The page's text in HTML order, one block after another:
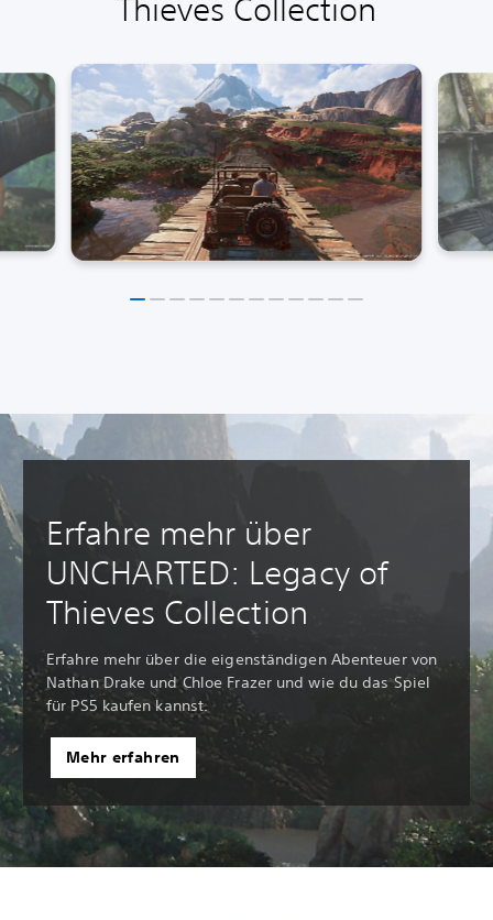
Thieves Collection
Erfahre mehr über
UNCHARTED: Legacy of
Thieves Collection
Erfahre mehr über die eigenständigen Abenteuer von
Nathan Drake und Chloe Frazer und wie du das Spiel
für PS5 kaufen kannst.
Mehr erfahren